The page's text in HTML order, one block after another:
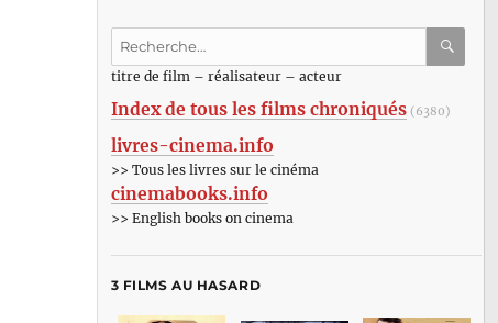
Recherche
:titre de film – réalisateur – acteur
Index de tous les films chroniqués (6380)
livres-cinema.info
>> Tous les livres sur le cinéma
cinemabooks.info
>> English books on cinema
3 FILMS AU HASARD